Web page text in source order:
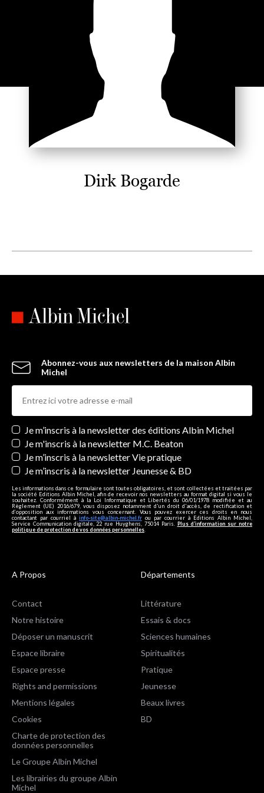
Dirk Bogarde
Abonnez-vous aux newsletters de la maison Albin
Michel
Newsletters
Je m’inscris à la newsletter des éditions Albin Michel
Je m'inscris à la newsletter M.C. Beaton
Je m’inscris à la newsletter Vie pratique
Je m’inscris à la newsletter Jeunesse & BD
Les informations dans ce formulaire sont toutes obligatoires, et sont collectées et traitées par
la société Editions Albin Michel, afin de recevoir nos newsletters au format digital si vous le
souhaitez. Conformément à la Loi Informatique et Libertés du 06/01/1978 modifiée et au
Règlement (UE) 2016/679, vous disposez notamment d'un droit d'accès, de rectification et
d’opposition aux informations vous concernant. Vous pouvez exercer ces droits en nous
contactant par courriel à info-site@albin-michel.fr ou par courrier à Editions Albin Michel,
Service Communication digitale, 22 rue Huyghens, 75014 Paris. Plus d’information sur notre
politique de protection de vos données personnelles
A Propos
Contact
Notre histoire
Déposer un manuscrit
Espace libraire
Espace presse
Rights and permissions
Mentions légales
Cookies
Charte de protection des
données personnelles
Le Groupe Albin Michel
Les librairies du groupe Albin
Michel
Départements
Littérature
Essais & docs
Sciences humaines
Spiritualités
Pratique
Jeunesse
Beaux livres
BD